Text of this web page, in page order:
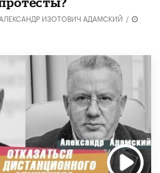
АЛЕКСАНДР ИЗОТОВИЧ АДАМСКИЙ /